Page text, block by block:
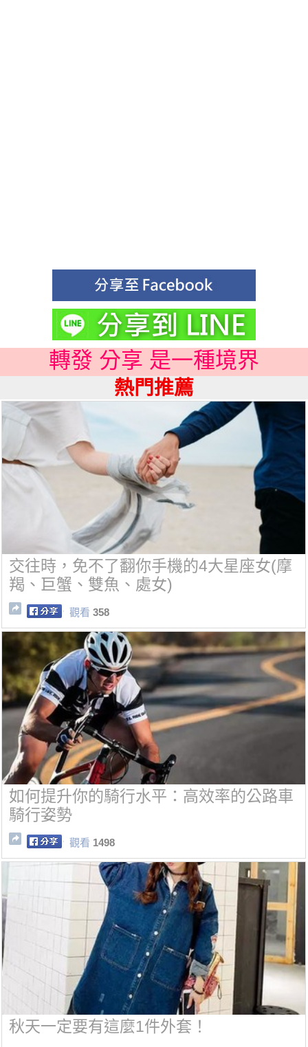
轉發 分享 是一種境界
熱門推薦
交往時，免不了翻你手機的4大星座女(摩
羯、巨蟹、雙魚、處女)
觀看 358
如何提升你的騎行水平：高效率的公路車
騎行姿勢
觀看 1498
秋天一定要有這麼1件外套！